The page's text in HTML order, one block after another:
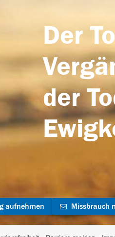
Der
der
aufnehmen Missbrauch